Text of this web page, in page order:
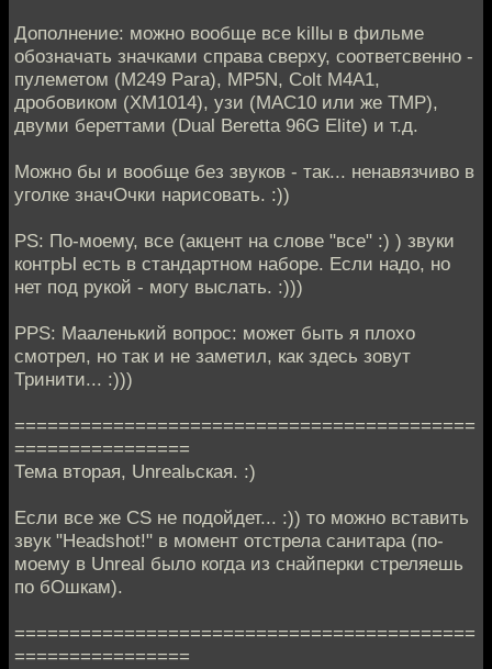
Дополнение: можно вообще все killы в фильме
обозначать значками справа сверху, соответсвенно -
пулеметом (M249 Para), MP5N, Colt M4A1,
дробовиком (XM1014), узи (MAC10 или же TMP),
двуми береттами (Dual Beretta 96G Elite) и т.д.
Можно бы и вообще без звуков - так... ненавязчиво в
уголке значОчки нарисовать. :))
PS: По-моему, все (акцент на слове "все" :) ) звуки
контрЫ есть в стандартном наборе. Если надо, но
нет под рукой - могу выслать. :)))
PPS: Мааленький вопрос: может быть я плохо
смотрел, но так и не заметил, как здесь зовут
Тринити... :)))
==========================================
================
Тема вторая, Unrealьская. :)
Если все же CS не подойдет... :)) то можно вставить
звук "Headshot!" в момент отстрела санитара (по-
моему в Unreal было когда из снайперки стреляешь
по бОшкам).
==========================================
================